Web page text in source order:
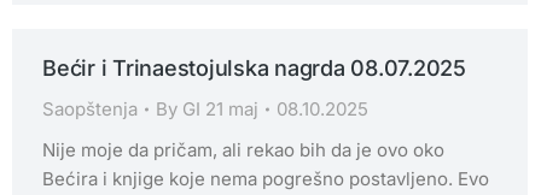
Bećir i Trinaestojulska nagrda 08.07.2025
Saopštenja By GI 21 maj
08.10.2025
Nije moje da pričam, ali rekao bih da je ovo oko
Bećira i knjige koje nema pogrešno postavljeno. Evo